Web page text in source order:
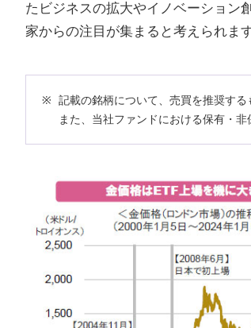
たビジネスの拡大やイノベーション
家からの注目が集まると考えられます
記載の銘柄について、売買を推奨す
また、当社ファンドにおける保有・